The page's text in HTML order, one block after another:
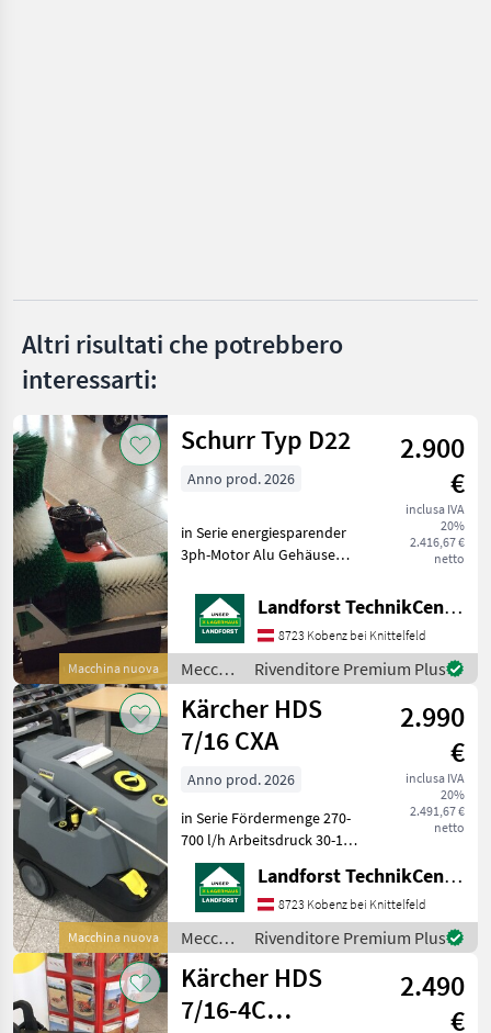
RMH
Weiss Mawek
Mostra
tutti
MARKETPLACE
Marketplace
Offerte dei
rivenditori
Annunci
Altri risultati che potrebbero
interessarti:
Macchina nuova
Schurr Typ D22
2.900
€
inclusa IVA
20%
2.416,67 €
netto
Anno prod. 2026
in Serie energiesparender
3ph-Motor Alu Gehäuse
120kg Start durch drehen
Um Ihnen unnötige
Wartezeiten oder
Wegstrecken zu ersparen,
bitten w
Landforst TechnikCenter Knittelfeld
8723 Kobenz bei Knittelfeld
Meccanizzazione
interna
/
Schurr
Rivenditore Premium Plus
Macchina nuova
Kärcher HDS
7/16 CXA
2.990
€
inclusa IVA
20%
2.491,67 €
netto
Anno prod. 2026
in Serie Fördermenge 270-
700 l/h Arbeitsdruck 30-160
bar Gewicht 113 kg 10m HD-
Schlauch Strahlrohr
1050mm Powerdüse Um
Ihnen unnötige Wartezeiten
oder Wegstrecken
Landforst TechnikCenter Knittelfeld
8723 Kobenz bei Knittelfeld
Meccanizzazione
interna
/
Kärcher
Rivenditore Premium Plus
Kärcher HDS
7/16-4C
2.490
€